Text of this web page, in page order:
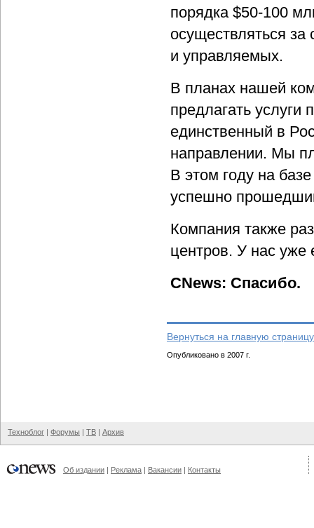
порядка $50-100
осуществляться
и управляемых.
В планах нашей
предлагать
единственный в
направлении. Мы
В этом году на
успешно
Компания также
центров. У нас уже
CNews: Спасибо.
Вернуться на главную
Опубликовано в 2007 г.
Техноблог | Форумы | ТВ | Архив
Об издании | Реклама | Вакансии | Контакты